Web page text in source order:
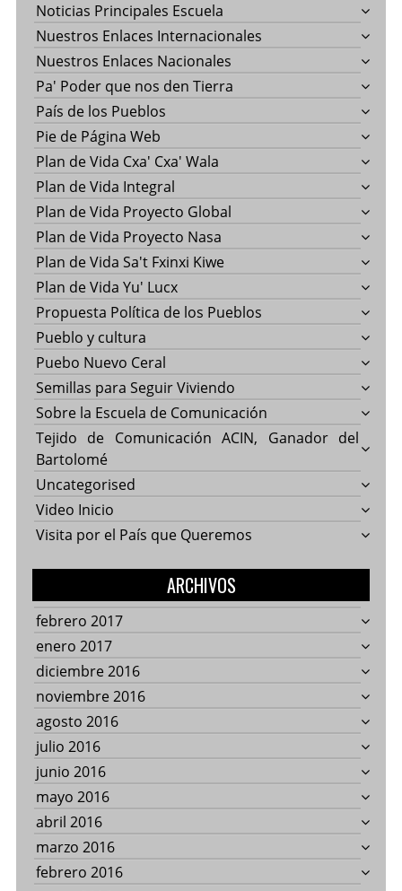
Noticias Principales Escuela
Nuestros Enlaces Internacionales
Nuestros Enlaces Nacionales
Pa' Poder que nos den Tierra
País de los Pueblos
Pie de Página Web
Plan de Vida Cxa' Cxa' Wala
Plan de Vida Integral
Plan de Vida Proyecto Global
Plan de Vida Proyecto Nasa
Plan de Vida Sa't Fxinxi Kiwe
Plan de Vida Yu' Lucx
Propuesta Política de los Pueblos
Pueblo y cultura
Puebo Nuevo Ceral
Semillas para Seguir Viviendo
Sobre la Escuela de Comunicación
Tejido de Comunicación ACIN, Ganador del
Bartolomé
Uncategorised
Video Inicio
Visita por el País que Queremos
ARCHIVOS
febrero 2017
enero 2017
diciembre 2016
noviembre 2016
agosto 2016
julio 2016
junio 2016
mayo 2016
abril 2016
marzo 2016
febrero 2016